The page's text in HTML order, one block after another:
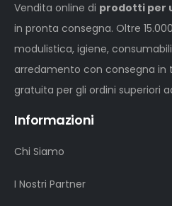
Vendita online di prodotti per
in pronta consegna. Oltre
modulistica, igiene,
arredamento con consegna in
gratuita per gli ordini superiori
Informazioni
Chi Siamo
I Nostri Partner